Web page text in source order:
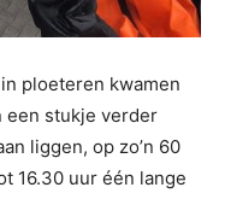
ploeteren kwamen
een stukje verder
liggen, op zo’n 60
16.30 uur één lange